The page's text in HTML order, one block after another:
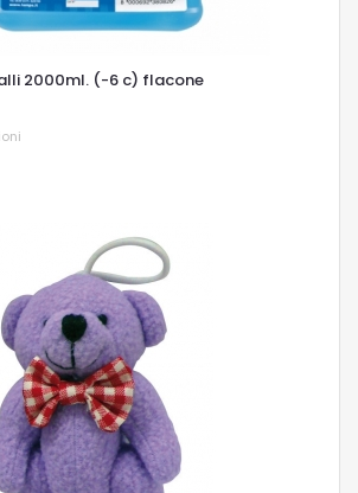
2000ml. (-6 c) flacone